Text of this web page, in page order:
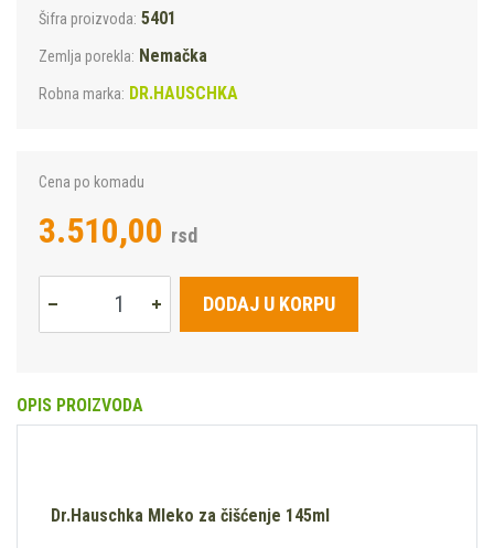
Šifra proizvoda: 5401
Zemlja porekla: Nemačka
Robna marka: DR.HAUSCHKA
Cena po komadu
3.510,00 rsd
DODAJ U KORPU
OPIS PROIZVODA
Dr.Hauschka Mleko za čišćenje 145ml